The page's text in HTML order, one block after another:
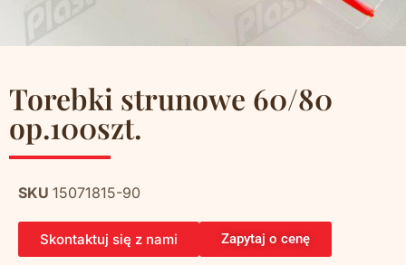
Torebki strunowe 60/80
op.100szt.
SKU 15071815-90
Skontaktuj się z nami Zapytaj o cenę